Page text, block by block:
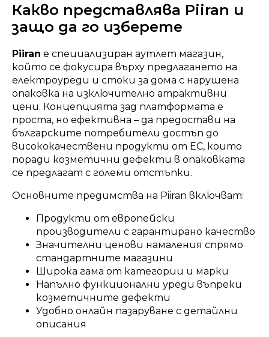
Какво представлява Piiran и
защо да го изберете
Piiran е специализиран аутлет магазин,
който се фокусира върху предлагането на
електроуреди и стоки за дома с нарушена
опаковка на изключително атрактивни
цени. Концепцията зад платформата е
проста, но ефективна – да предостави на
българските потребители достъп до
висококачествени продукти от ЕС, които
поради козметични дефекти в опаковката
се предлагат с големи отстъпки.
Основните предимства на Piiran включват:
Продукти от европейски
производители с гарантирано качество
Значителни ценови намаления спрямо
стандартните магазини
Широка гама от категории и марки
Напълно функционални уреди въпреки
козметичните дефекти
Удобно онлайн пазаруване с детайлни
описания